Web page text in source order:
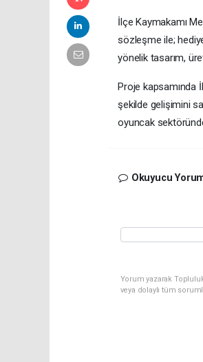
İlçe Kaymakamı
sözleşme ile;
yönelik tasarım,
Proje kapsamında
şekilde gelişimini
oyuncak
Okuyucu
Yorum yazarak
veya dolaylı tüm